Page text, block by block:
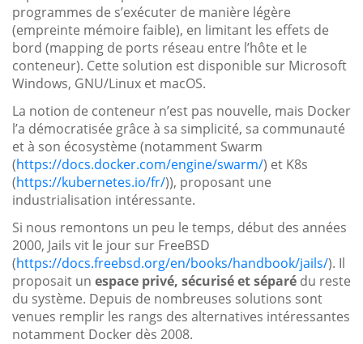
programmes de s’exécuter de manière légère
(empreinte mémoire faible), en limitant les effets de
bord (mapping de ports réseau entre l’hôte et le
conteneur). Cette solution est disponible sur Microsoft
Windows, GNU/Linux et macOS.
La notion de conteneur n’est pas nouvelle, mais Docker
l’a démocratisée grâce à sa simplicité, sa communauté
et à son écosystème (notamment Swarm
(https://docs.docker.com/engine/swarm/) et K8s
(https://kubernetes.io/fr/)), proposant une
industrialisation intéressante.
Si nous remontons un peu le temps, début des années
2000, Jails vit le jour sur FreeBSD
(https://docs.freebsd.org/en/books/handbook/jails/). Il
proposait un espace privé, sécurisé et séparé du reste
du système. Depuis de nombreuses solutions sont
venues remplir les rangs des alternatives intéressantes
notamment Docker dès 2008.